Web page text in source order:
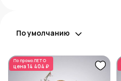
По умолчанию
По промоЛЕТО
цена 14 404 ₽